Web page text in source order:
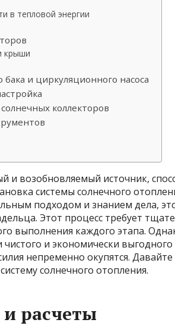
в тепловой энергии
крыши
бака и циркуляционного насоса
коллекторов
и возобновляемый источник,
системы солнечного
подходом и знанием дела,
Этот процесс требует
выполнения каждого этапа.
чистого и экономически
непременно окупятся.
солнечного отопления.
расчеты